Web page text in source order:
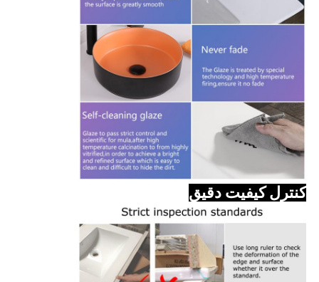
کنترل کیفیت دقیق